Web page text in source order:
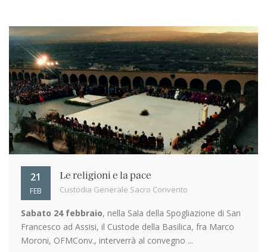
21
FEB
Le religioni e la pace
Custodia Generale Sacro Convento
Sabato 24 febbraio, nella Sala della Spogliazione di San
Francesco ad Assisi, il Custode della Basilica, fra Marco
Moroni, OFMConv., interverrà al convegno ...